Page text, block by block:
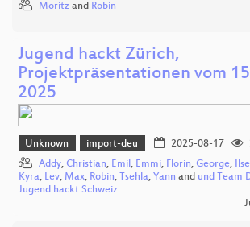
Moritz and Robin
Jugend hackt Zürich,
Projektpräsentationen vom
2025
Unknown import-deu 2025-08-17
Addy, Christian, Emil , Emmi, Florin, George,
Kyra, Lev, Max, Robin, Tsehla, Yann and und Team
Jugend hackt Schweiz